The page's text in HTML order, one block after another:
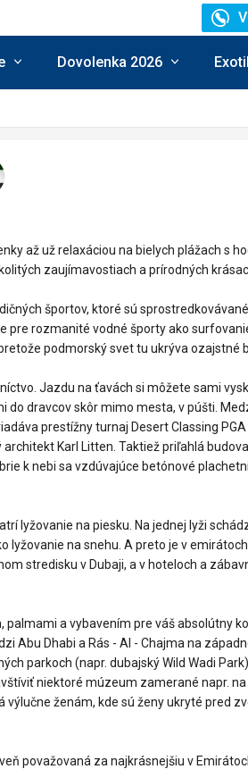
Dovolenka 2026
až už relaxáciou na bielych plážach s
zaujímavostiach a prírodných
športov, ktoré sú
rozmanité vodné športy ako
podmorský svet tu ukrýva ozajstné
Jazdu na ťavách si môžete sami
do dravcov skôr mimo mesta, v púšti.
prestížny turnaj Desert Classing
Karl Litten. Taktiež priľahlá
k nebi sa vzdúvajúce betónové
lyžovanie na piesku. Na jednej lyži
na snehu. A preto je v
stredisku v Dubaji, a v hoteloch a
a vybavením pre váš absolútny
Abu Dhabi a Rás - Al - Chajma na
parkoch (napr. dubajský Wild Wadi
niektoré múzeum zamerané napr. na
ženám, kde sú ženy ukryté pred
považovaná za najkrásnejšiu v